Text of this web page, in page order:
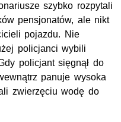
szybko rozpytali
pensjonatów, ale nikt
pojazdu. Nie
policjanci wybili
policjant sięgnął do
panuje wysoka
zwierzęciu wodę do